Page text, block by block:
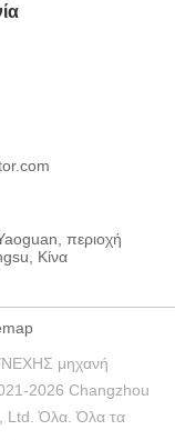
περιοχή
Κίνα
μηχανή
2026 Changzhou
Ltd. Όλα. Όλα τα